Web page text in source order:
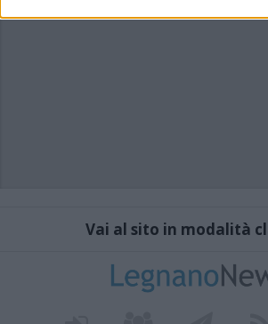
Vai al sito in modalità